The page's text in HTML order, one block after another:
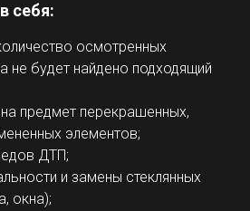
себя:
осмотренных
не будет найдено подходящий
предмет перекрашенных,
элементов;
ДТП;
и замены стеклянных
окна);